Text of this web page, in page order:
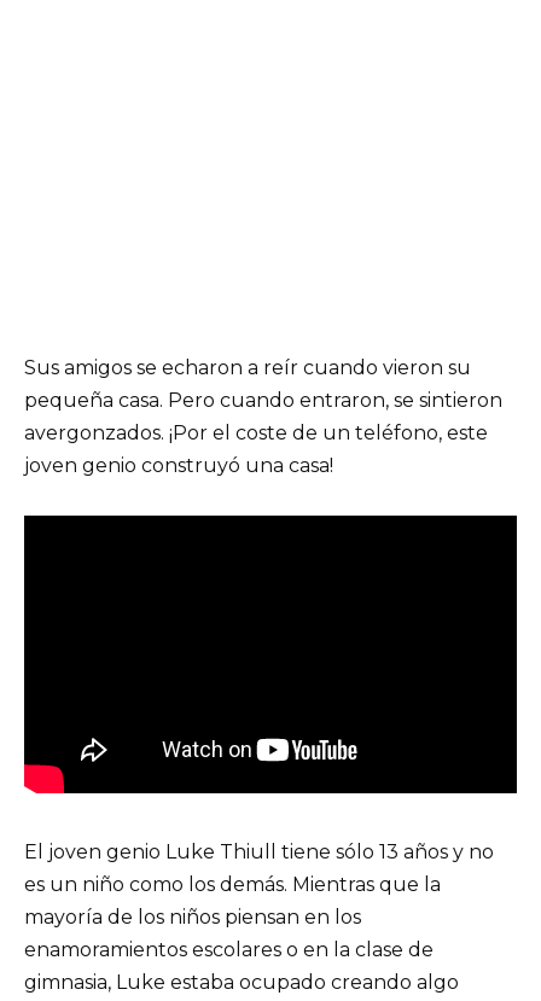
Sus amigos se echaron a reír cuando vieron su
pequeña casa. Pero cuando entraron, se sintieron
avergonzados. ¡Por el coste de un teléfono, este
joven genio construyó una casa!
El joven genio Luke Thiull tiene sólo 13 años y no
es un niño como los demás. Mientras que la
mayoría de los niños piensan en los
enamoramientos escolares o en la clase de
gimnasia, Luke estaba ocupado creando algo